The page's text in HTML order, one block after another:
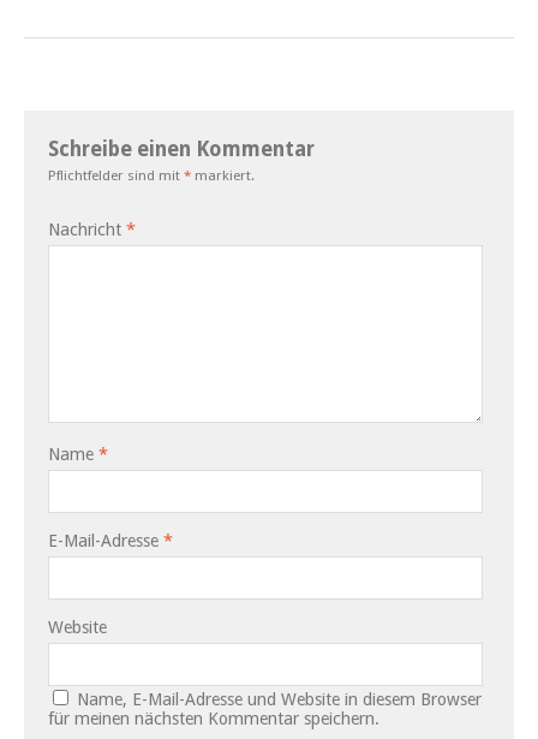
Schreibe einen Kommentar
Pflichtfelder sind mit * markiert.
Nachricht *
Name *
E-Mail-Adresse *
Website
Name, E-Mail-Adresse und Website in diesem Browser
für meinen nächsten Kommentar speichern.